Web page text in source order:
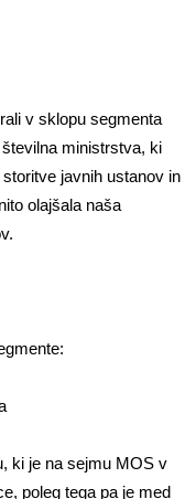
v sklopu segmenta
ministrstva, ki
javnih ustanov in
olajšala naša
ki je na sejmu MOS v
poleg tega pa je med